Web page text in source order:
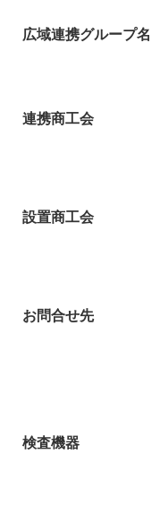
広域連携グループ名
連携商工会
設置商工会
お問合せ先
検査機器